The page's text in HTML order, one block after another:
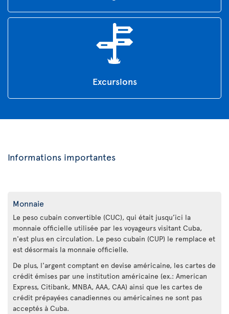
Excursions
Informations importantes
Monnaie
Le peso cubain convertible (CUC), qui était jusqu’ici la
monnaie officielle utilisée par les voyageurs visitant Cuba,
n'est plus en circulation. Le peso cubain (CUP) le remplace et
est désormais la monnaie officielle.
De plus, l'argent comptant en devise américaine, les cartes de
crédit émises par une institution américaine (ex.: American
Express, Citibank, MNBA, AAA, CAA) ainsi que les cartes de
crédit prépayées canadiennes ou américaines ne sont pas
acceptés à Cuba.